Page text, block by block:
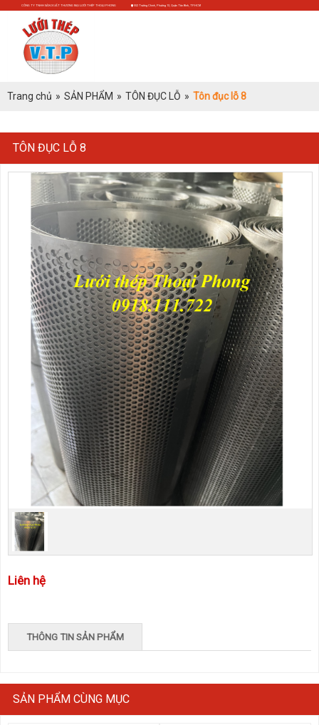
CÔNG TY TNHH SẢN XUẤT THƯƠNG MẠI LƯỚI THÉP THOẠI PHONG 552 Trường Chinh, Phường 13, Quận Tân Bình, TP.HCM
Trang chủ » SẢN PHẨM » TÔN ĐỤC LỖ » Tôn đục lỗ 8
TÔN ĐỤC LỖ 8
Liên hệ
THÔNG TIN SẢN PHẨM
SẢN PHẨM CÙNG MỤC